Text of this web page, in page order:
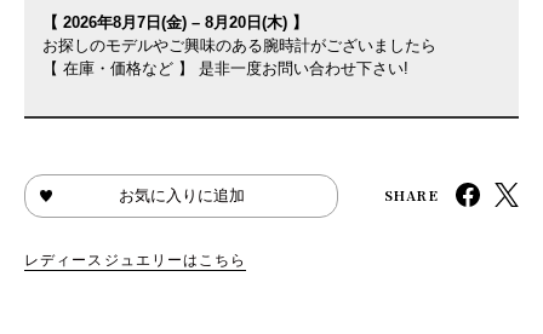
【 2026年8月7日(金) – 8月20日(木) 】
お探しのモデルやご興味のある腕時計がございましたら
【 在庫・価格など 】 是非一度お問い合わせ下さい!
お気に入りに追加 SHARE
レディースジュエリーはこちら